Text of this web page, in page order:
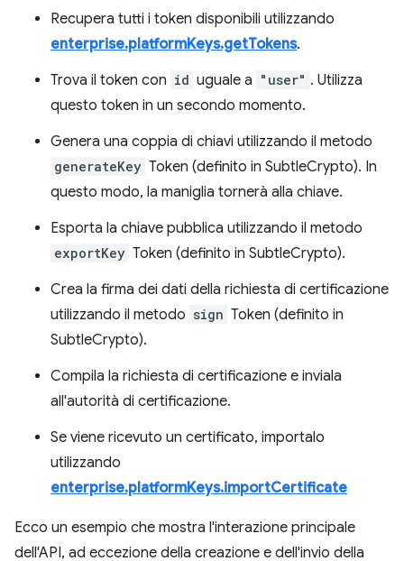
Recupera tutti i token disponibili utilizzando
enterprise.platformKeys.getTokens.
Trova il token con id uguale a "user" . Utilizza
questo token in un secondo momento.
Genera una coppia di chiavi utilizzando il metodo
generateKey Token (definito in SubtleCrypto). In
questo modo, la maniglia tornerà alla chiave.
Esporta la chiave pubblica utilizzando il metodo
exportKey Token (definito in SubtleCrypto).
Crea la firma dei dati della richiesta di certificazione
utilizzando il metodo sign Token (definito in
SubtleCrypto).
Compila la richiesta di certificazione e inviala
all'autorità di certificazione.
Se viene ricevuto un certificato, importalo
utilizzando
enterprise.platformKeys.importCertificate
Ecco un esempio che mostra l'interazione principale
dell'API, ad eccezione della creazione e dell'invio della